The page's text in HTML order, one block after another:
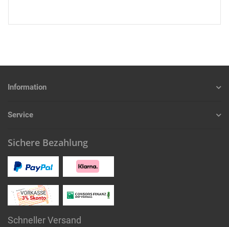
Information
Service
Sichere Bezahlung
Schneller Versand